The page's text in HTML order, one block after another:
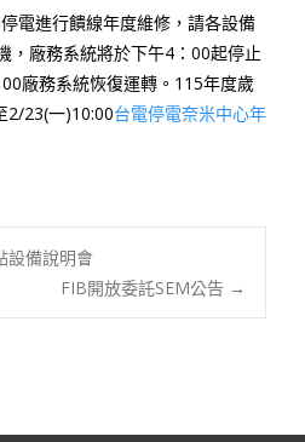
電進行饋線年度維修，請各設備
，廠務系統將於下午4：00起停止
廠務系統恢復運轉。115年度歲
2/23(一)10:00台電停電奈米中心年
設備說明會
FIB開放委託SEM公告 →